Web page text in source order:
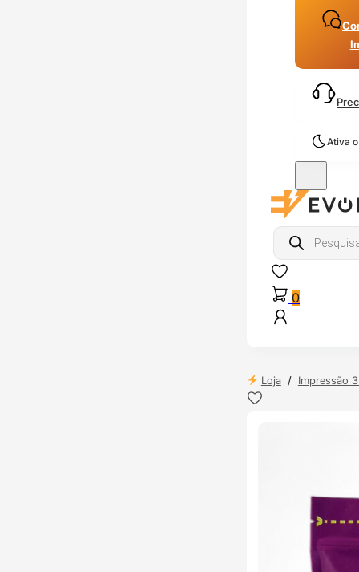
Ativa
Products
search
0
Loja / Impressão